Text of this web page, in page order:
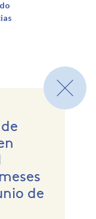
2021
de